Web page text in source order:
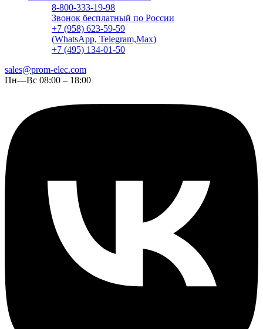
8-800-333-19-98
Звонок бесплатный по России
+7 (958) 623-59-59
(WhatsApp, Telegram,Max)
+7 (495) 134-01-50
sales@prom-elec.com
Пн—Вс 08:00 – 18:00